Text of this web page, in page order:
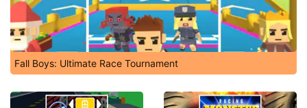
Fall Boys: Ultimate Race Tournament